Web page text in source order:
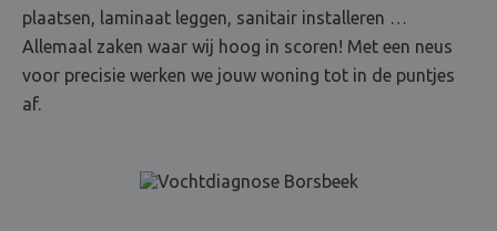
plaatsen, laminaat leggen, sanitair installeren …
Allemaal zaken waar wij hoog in scoren! Met een neus
voor precisie werken we jouw woning tot in de puntjes
af.